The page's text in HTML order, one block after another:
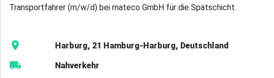
Transportfahrer (m/w/d) bei mateco GmbH für die Spätschicht.
Harburg, 21 Hamburg-Harburg, Deutschland
Nahverkehr